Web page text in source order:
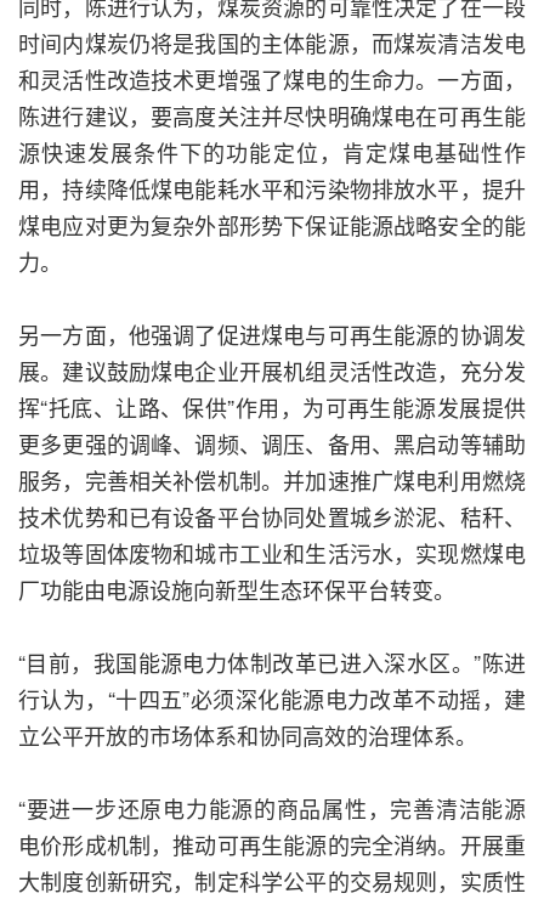
同时，陈进行认为，煤炭资源的可靠性决定了在一段
时间内煤炭仍将是我国的主体能源，而煤炭清洁发电
和灵活性改造技术更增强了煤电的生命力。一方面，
陈进行建议，要高度关注并尽快明确煤电在可再生能
源快速发展条件下的功能定位，肯定煤电基础性作
用，持续降低煤电能耗水平和污染物排放水平，提升
煤电应对更为复杂外部形势下保证能源战略安全的能
力。
另一方面，他强调了促进煤电与可再生能源的协调发
展。建议鼓励煤电企业开展机组灵活性改造，充分发
挥“托底、让路、保供”作用，为可再生能源发展提供
更多更强的调峰、调频、调压、备用、黑启动等辅助
服务，完善相关补偿机制。并加速推广煤电利用燃烧
技术优势和已有设备平台协同处置城乡淤泥、秸秆、
垃圾等固体废物和城市工业和生活污水，实现燃煤电
厂功能由电源设施向新型生态环保平台转变。
“目前，我国能源电力体制改革已进入深水区。”陈进
行认为，“十四五”必须深化能源电力改革不动摇，建
立公平开放的市场体系和协同高效的治理体系。
“要进一步还原电力能源的商品属性，完善清洁能源
电价形成机制，推动可再生能源的完全消纳。开展重
大制度创新研究，制定科学公平的交易规则，实质性